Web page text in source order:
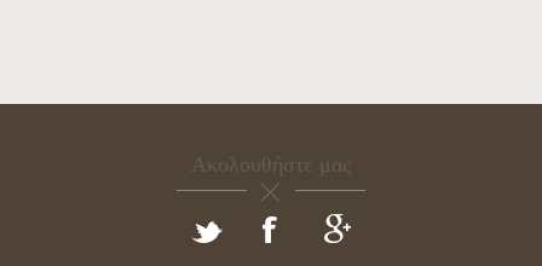
Ακολουθήστε μας